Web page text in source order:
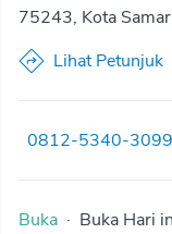
75243, Kota
Lihat Petunjuk
0812-5340-3099
Buka · Buka Hari